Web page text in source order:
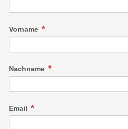
Vorname
Nachname
Email